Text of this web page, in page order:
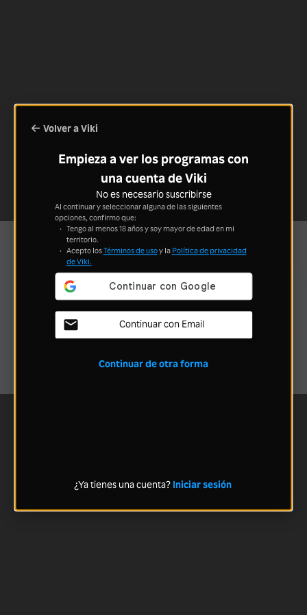
Volver a Viki
Empieza a ver los programas con
una cuenta de Viki
No es necesario suscribirse
Al continuar y seleccionar alguna de las siguientes
opciones, confirmo que:
Tengo al menos 18 años y soy mayor de edad en mi
territorio.
Acepto losTérminos de usoy la Política de privacidad
de Viki.
Continuar con Email
Continuar de otra forma
¿Ya tienes una cuenta? Iniciar sesión